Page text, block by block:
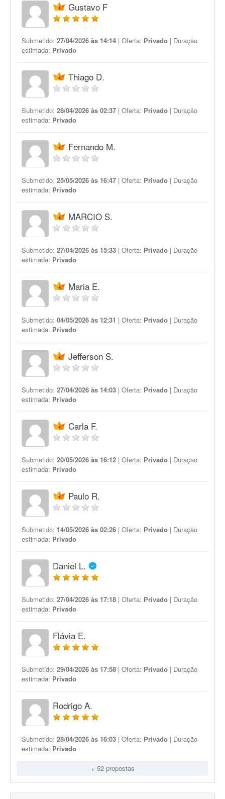
Gustavo F
Submetido: 27/04/2026 às 14:14 | Oferta: Privado | Duração
estimada: Privado
Thiago D.
Submetido: 28/04/2026 às 02:37 | Oferta: Privado | Duração
estimada: Privado
Fernando M.
Submetido: 25/05/2026 às 16:47 | Oferta: Privado | Duração
estimada: Privado
MARCIO S.
Submetido: 27/04/2026 às 15:33 | Oferta: Privado | Duração
estimada: Privado
Maria E.
Submetido: 04/05/2026 às 12:31 | Oferta: Privado | Duração
estimada: Privado
Jefferson S.
Submetido: 27/04/2026 às 14:03 | Oferta: Privado | Duração
estimada: Privado
Carla F.
Submetido: 20/05/2026 às 16:12 | Oferta: Privado | Duração
estimada: Privado
Paulo R.
Submetido: 14/05/2026 às 02:26 | Oferta: Privado | Duração
estimada: Privado
Daniel L.
Submetido: 27/04/2026 às 17:18 | Oferta: Privado | Duração
estimada: Privado
Flávia E.
Submetido: 29/04/2026 às 17:58 | Oferta: Privado | Duração
estimada: Privado
Rodrigo A.
Submetido: 28/04/2026 às 16:03 | Oferta: Privado | Duração
estimada: Privado
+ 52 propostas